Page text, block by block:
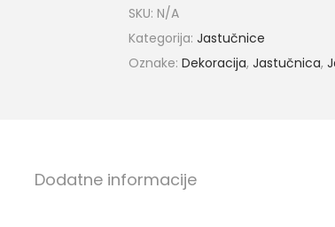
SKU: N/A
Kategorija: Jastučnice
Oznake: Dekoracija, Jastučnica,
Dodatne informacije